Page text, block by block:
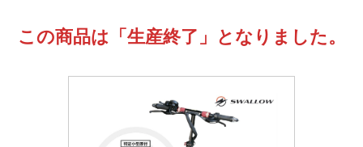
この商品は「生産終了」となりました。